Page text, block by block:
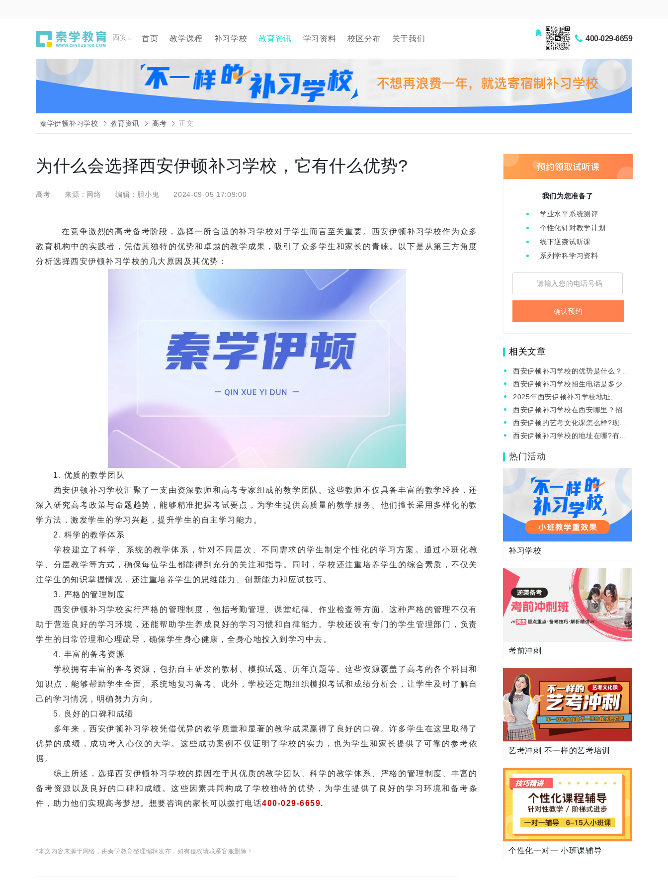
西安 首页 教学课程 补习学校 教育资讯 学习资料 校区分布 关于我们 400-029-6659
秦学伊顿补习学校 教育资讯 高考 正文
为什么会选择西安伊顿补习学校，它有什么优势?
高考 来源：网络 编辑：胆小鬼 2024-09-05 17:09:00
在竞争激烈的高考备考阶段，选择一所合适的补习学校对于学生而言至关重要。西安伊顿补习学校作为众多
教育机构中的实践者，凭借其独特的优势和卓越的教学成果，吸引了众多学生和家长的青睐。以下是从第三方角度
分析选择西安伊顿补习学校的几大原因及其优势：
1. 优质的教学团队
西安伊顿补习学校汇聚了一支由资深教师和高考专家组成的教学团队。这些教师不仅具备丰富的教学经验，还
深入研究高考政策与命题趋势，能够精准把握考试要点，为学生提供高质量的教学服务。他们擅长采用多样化的教
学方法，激发学生的学习兴趣，提升学生的自主学习能力。
2. 科学的教学体系
学校建立了科学、系统的教学体系，针对不同层次、不同需求的学生制定个性化的学习方案。通过小班化教
学、分层教学等方式，确保每位学生都能得到充分的关注和指导。同时，学校还注重培养学生的综合素质，不仅关
注学生的知识掌握情况，还注重培养学生的思维能力、创新能力和应试技巧。
3. 严格的管理制度
西安伊顿补习学校实行严格的管理制度，包括考勤管理、课堂纪律、作业检查等方面。这种严格的管理不仅有
助于营造良好的学习环境，还能帮助学生养成良好的学习习惯和自律能力。学校还设有专门的学生管理部门，负责
学生的日常管理和心理疏导，确保学生身心健康，全身心地投入到学习中去。
4. 丰富的备考资源
学校拥有丰富的备考资源，包括自主研发的教材、模拟试题、历年真题等。这些资源覆盖了高考的各个科目和
知识点，能够帮助学生全面、系统地复习备考。此外，学校还定期组织模拟考试和成绩分析会，让学生及时了解自
己的学习情况，明确努力方向。
5. 良好的口碑和成绩
多年来，西安伊顿补习学校凭借优异的教学质量和显著的教学成果赢得了良好的口碑。许多学生在这里取得了
优异的成绩，成功考入心仪的大学。这些成功案例不仅证明了学校的实力，也为学生和家长提供了可靠的参考依
据。
综上所述，选择西安伊顿补习学校的原因在于其优质的教学团队、科学的教学体系、严格的管理制度、丰富的
备考资源以及良好的口碑和成绩。这些因素共同构成了学校独特的优势，为学生提供了良好的学习环境和备考条
件，助力他们实现高考梦想。想要咨询的家长可以拨打电话400-029-6659.
*本文内容来源于网络，由秦学教育整理编辑发布，如有侵权请联系客服删除！
我们为您准备了
学业水平系统测评
个性化针对教学计划
线下逆袭试听课
系列学科学习资料
确认预约
相关文章
西安伊顿补习学校的优势是什么？补
习多久就有效果？
西安伊顿补习学校招生电话是多少？
现在上可以吗？
2025年西安伊顿补习学校地址、电
话是什么？
西安伊顿补习学校在西安哪里？招生
电话是什么？
西安伊顿的艺考文化课怎么样?现在
还推荐去伊顿吗?
西安伊顿补习学校的地址在哪?有电
热门活动
补习学校
考前冲刺
艺考冲刺 不一样的艺考培训
个性化一对一 小班课辅导